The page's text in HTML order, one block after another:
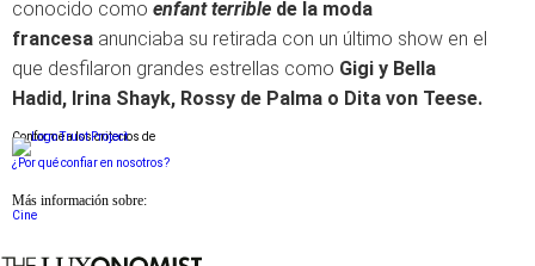
conocido como enfant terrible de la moda
francesa anunciaba su retirada con un último show en el
que desfilaron grandes estrellas como Gigi y Bella
Hadid, Irina Shayk, Rossy de Palma o Dita von Teese.
Conforme a los criterios de
¿Por qué confiar en nosotros?
Más información sobre:
Cine